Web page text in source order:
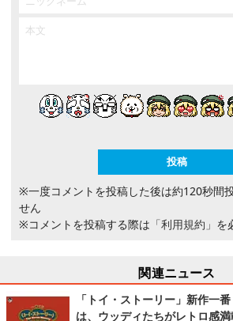
※一度コメントを投稿した後は約120秒間
せん
※コメントを投稿する際は 「利用規約」 を
関連ニュース
「トイ・ストーリー」新作一
は、ウッディたちがレトロ感